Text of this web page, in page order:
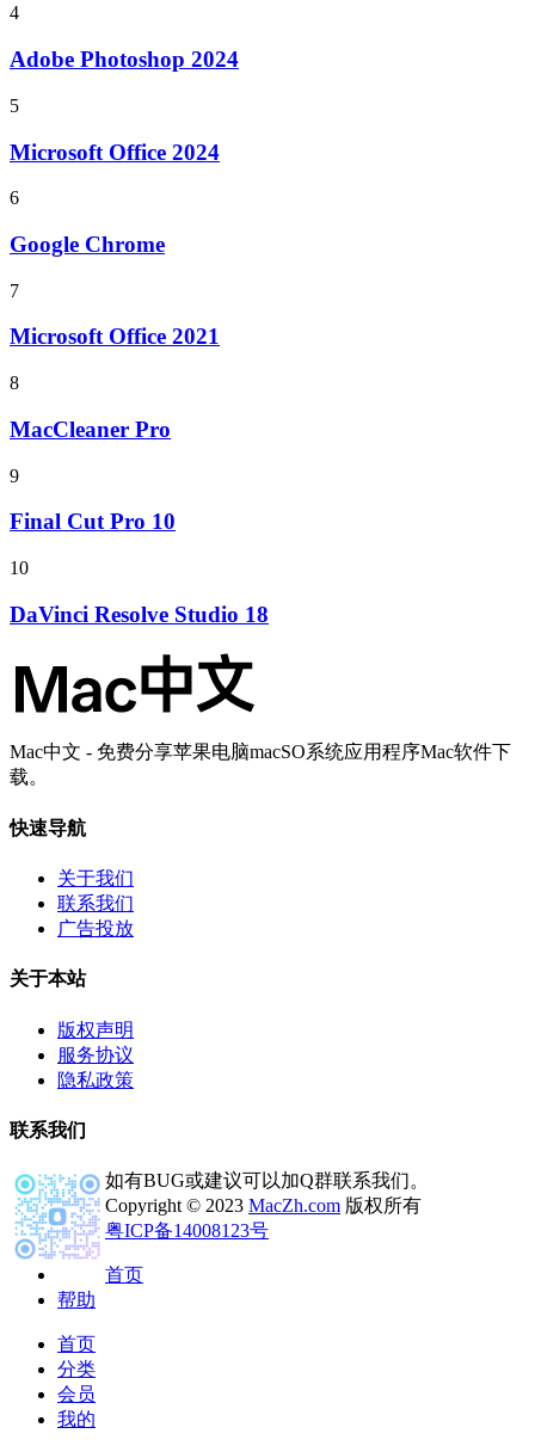
4
Adobe Photoshop 2024
5
Microsoft Office 2024
6
Google Chrome
7
Microsoft Office 2021
8
MacCleaner Pro
9
Final Cut Pro 10
10
DaVinci Resolve Studio 18
Mac中文 - 免费分享苹果电脑macSO系统应用程序Mac软件下
载。
快速导航
关于我们
联系我们
广告投放
关于本站
版权声明
服务协议
隐私政策
联系我们
如有BUG或建议可以加Q群联系我们。
Copyright © 2023 MacZh.com 版权所有
粤ICP备14008123号
首页
帮助
首页
分类
会员
我的